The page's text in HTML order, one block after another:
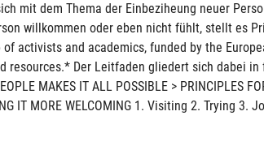
mit dem Thema der Einbeziheung neuer
willkommen oder eben nicht fühlt, stellt es
activists and academics, funded by the
Der Leitfaden gliedert sich dabei in
MAKES IT ALL POSSIBLE > PRINCIPLES
IT MORE WELCOMING 1. Visiting 2. Trying 3.